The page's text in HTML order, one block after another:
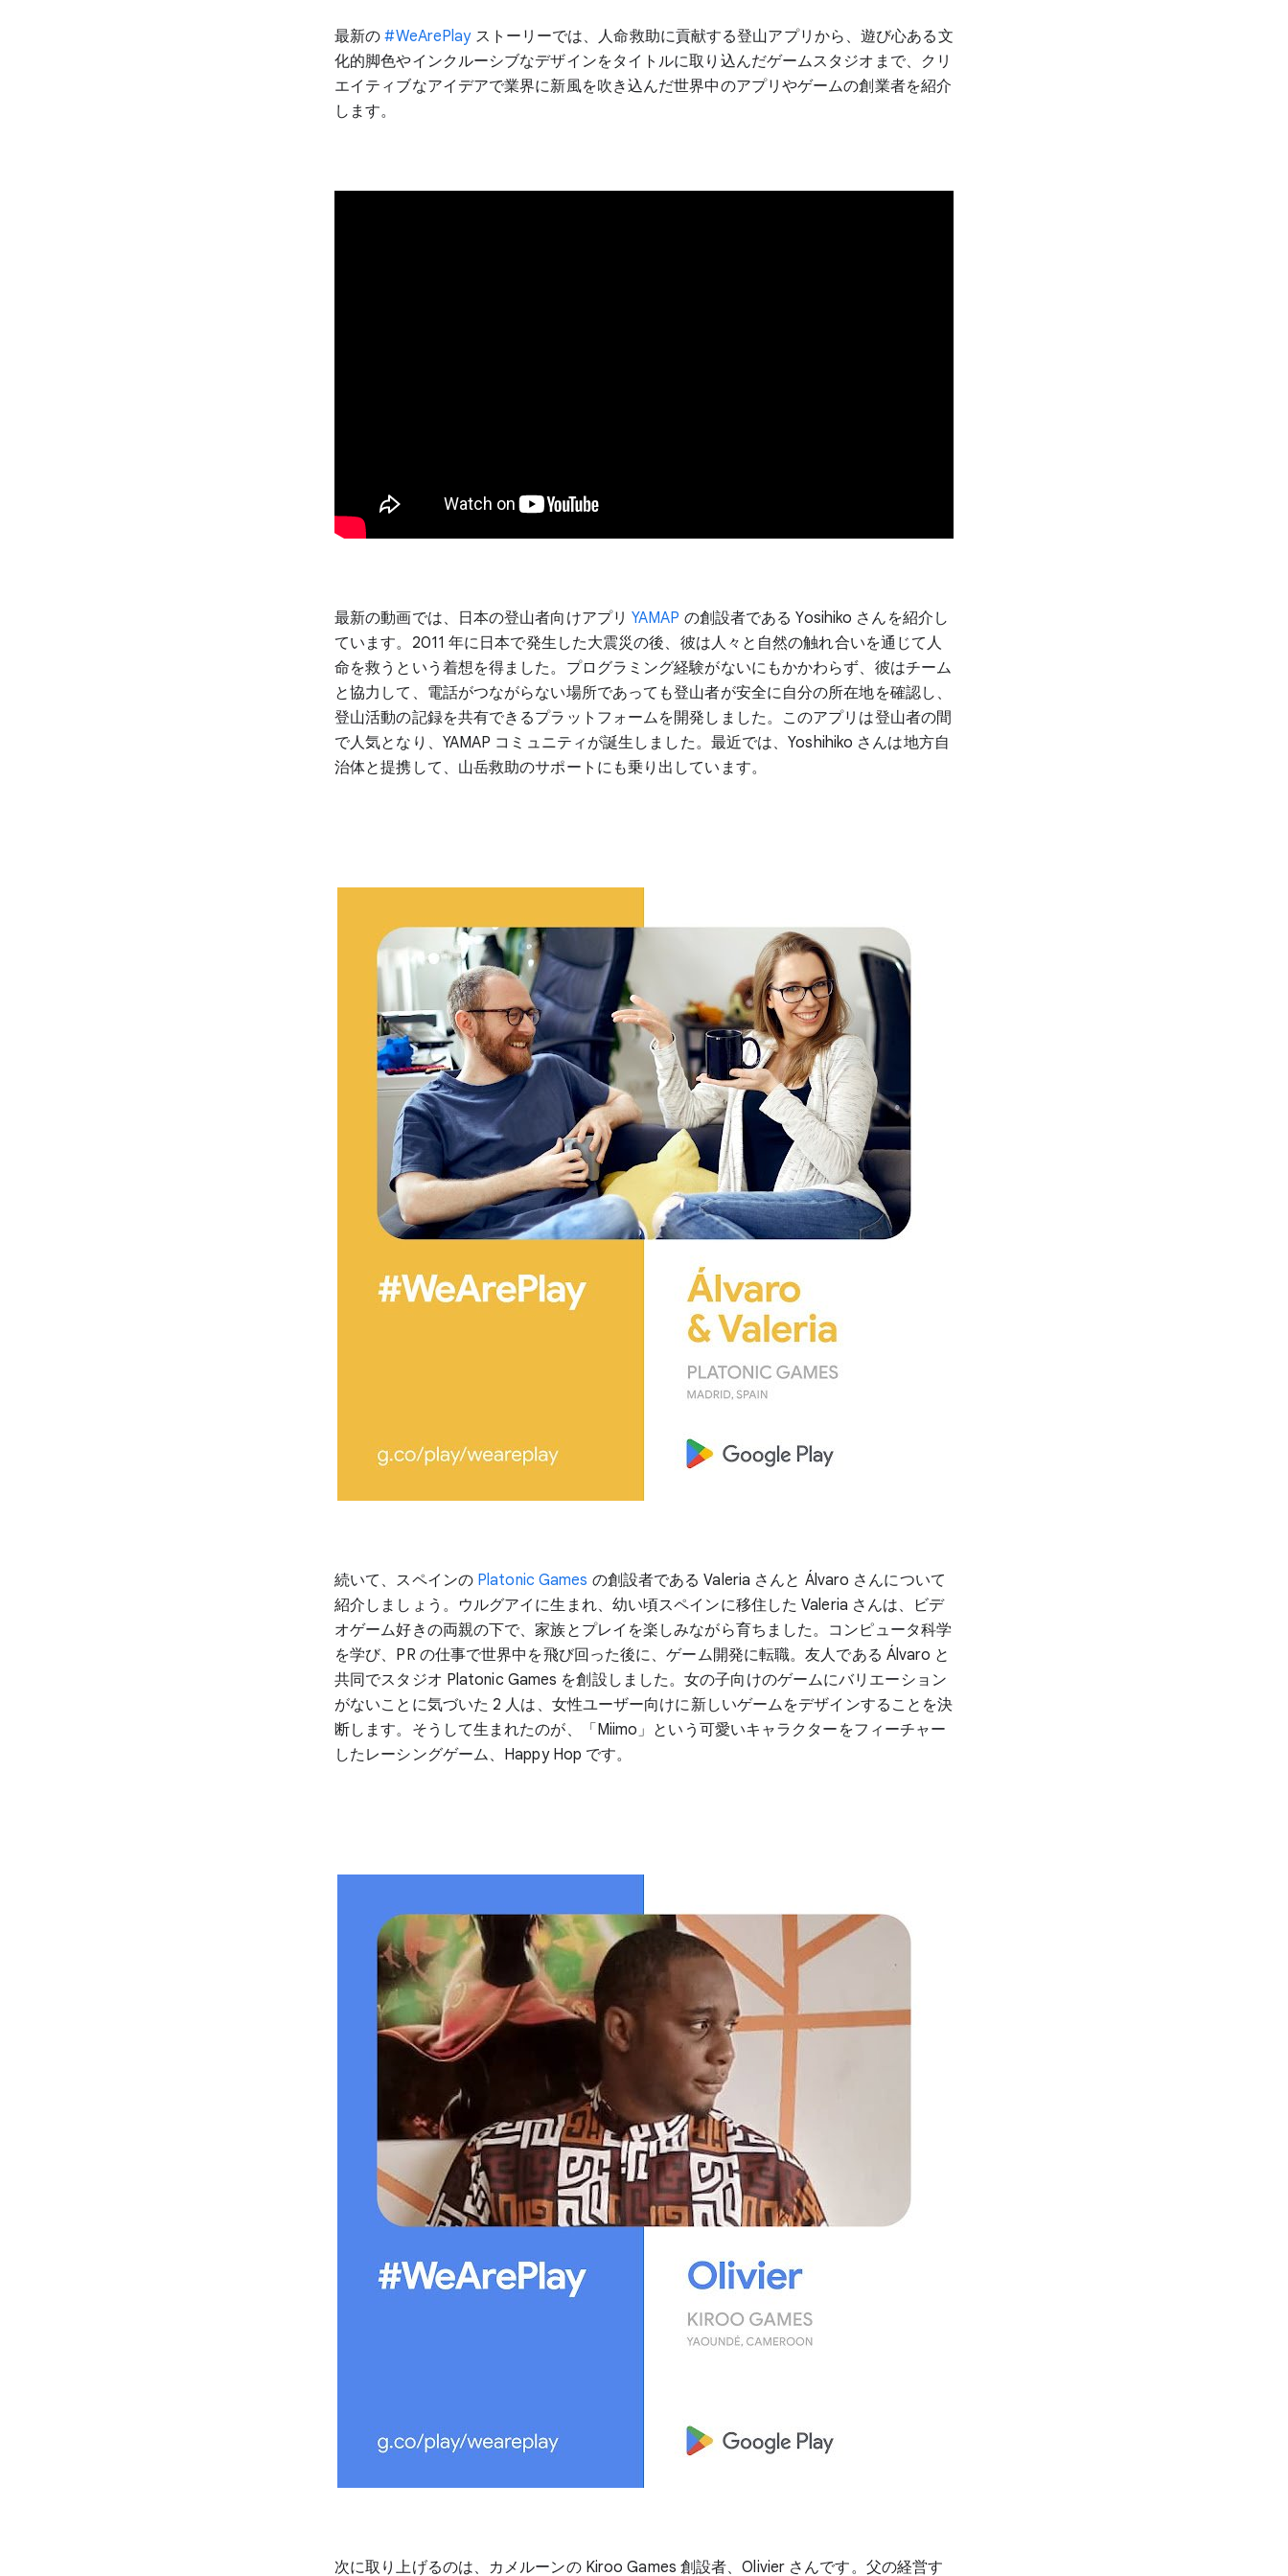
最新の#WeArePlayストーリーでは、人命救助に貢献する登山アプリから、遊び心ある文
化的脚色やインクルーシブなデザインをタイトルに取り込んだゲームスタジオまで、クリ
エイティブなアイデアで業界に新風を吹き込んだ世界中のアプリやゲームの創業者を紹介
します。
最新の動画では、日本の登山者向けアプリ YAMAP の創設者である Yosihiko さんを紹介し
ています。2011 年に日本で発生した大震災の後、彼は人々と自然の触れ合いを通じて人
命を救うという着想を得ました。プログラミング経験がないにもかかわらず、彼はチーム
と協力して、電話がつながらない場所であっても登山者が安全に自分の所在地を確認し、
登山活動の記録を共有できるプラットフォームを開発しました。このアプリは登山者の間
で人気となり、YAMAP コミュニティが誕生しました。最近では、Yoshihiko さんは地方自
治体と提携して、山岳救助のサポートにも乗り出しています。
続いて、スペインの Platonic Games の創設者である Valeria さんと Álvaro さんについて
紹介しましょう。ウルグアイに生まれ、幼い頃スペインに移住した Valeria さんは、ビデ
オゲーム好きの両親の下で、家族とプレイを楽しみながら育ちました。コンピュータ科学
を学び、PR の仕事で世界中を飛び回った後に、ゲーム開発に転職。友人である Álvaro と
共同でスタジオ Platonic Games を創設しました。女の子向けのゲームにバリエーション
がないことに気づいた 2 人は、女性ユーザー向けに新しいゲームをデザインすることを決
断します。そうして生まれたのが、「Miimo」という可愛いキャラクターをフィーチャー
したレーシングゲーム、Happy Hop です。
次に取り上げるのは、カメルーンの Kiroo Games 創設者、Olivier さんです。父の経営す